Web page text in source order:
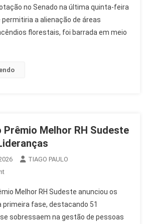
Venda
De
Terras
no Senado na última quinta-feira
permitiria a alienação de áreas
florestais, foi barrada em meio
Prêmio Melhor RH Sudeste
TIAGO PAULO
On
Edição
Do
Prêmio
Melhor RH Sudeste anunciou os
primeira fase, destacando 51
sobressaem na gestão de pessoas